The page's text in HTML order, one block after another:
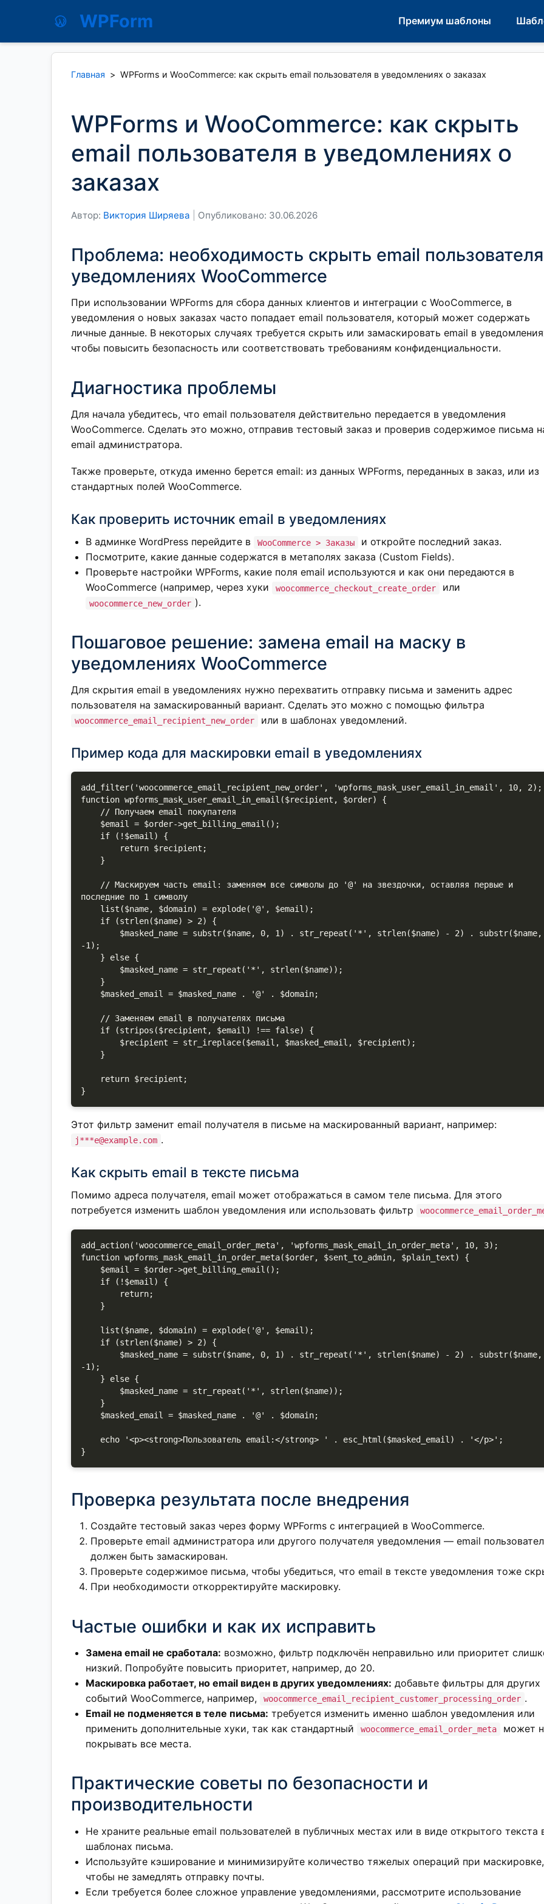
WPForm Премиум шаблоны
Главная > WPForms и WooCommerce: как скрыть email пользователя в уведомлениях о заказах
WPForms и WooCommerce: как скрыть
email пользователя в уведомлениях о
заказах
Автор: Виктория Ширяева Опубликовано: 30.06.2026
Проблема: необходимость скрыть email
уведомлениях WooCommerce
При использовании WPForms для сбора данных клиентов и интеграции с WooCommerce, в
уведомления о новых заказах часто попадает email пользователя, который может содержать
личные данные. В некоторых случаях требуется скрыть или замаскировать email в
чтобы повысить безопасность или соответствовать требованиям конфиденциальности.
Диагностика проблемы
Для начала убедитесь, что email пользователя действительно передается в уведомления
WooCommerce. Сделать это можно, отправив тестовый заказ и проверив содержимое письма
email администратора.
Также проверьте, откуда именно берется email: из данных WPForms, переданных в заказ, или из
стандартных полей WooCommerce.
Как проверить источник email в уведомлениях
В админке WordPress перейдите в WooCommerce > Заказы
и откройте последний заказ.
Посмотрите, какие данные содержатся в метаполях заказа (Custom Fields).
Проверьте настройки WPForms, какие поля email используются и как они передаются в
WooCommerce (например, через хуки
woocommerce_checkout_create_order или
woocommerce_new_order ).
Пошаговое решение: замена email на маску в
уведомлениях WooCommerce
Для скрытия email в уведомлениях нужно перехватить отправку письма и заменить адрес
пользователя на замаскированный вариант. Сделать это можно с помощью фильтра
woocommerce_email_recipient_new_order или в шаблонах уведомлений.
Пример кода для маскировки email в уведомлениях
add_filter('woocommerce_email_recipient_new_order', 'wpforms_mask_user_email_in_email', 10, 2);
function wpforms_mask_user_email_in_email($recipient, $order) {
последние по 1 символу
-1);
}
Этот фильтр заменит email получателя в письме на маскированный вариант, например:
j***e@example.com .
Как скрыть email в тексте письма
Помимо адреса получателя, email может отображаться в самом теле письма. Для этого
потребуется изменить шаблон уведомления или использовать фильтр
add_action('woocommerce_email_order_meta', 'wpforms_mask_email_in_order_meta', 10, 3);
function wpforms_mask_email_in_order_meta($order, $sent_to_admin, $plain_text) {
-1);
}
Проверка результата после внедрения
Создайте тестовый заказ через форму WPForms с интеграцией в WooCommerce.
Проверьте email администратора или другого получателя уведомления — email
должен быть замаскирован.
Проверьте содержимое письма, чтобы убедиться, что email в тексте уведомления тоже
При необходимости откорректируйте маскировку.
Частые ошибки и как их исправить
Замена email не сработала: возможно, фильтр подключён неправильно или приоритет
низкий. Попробуйте повысить приоритет, например, до 20.
Маскировка работает, но email виден в других уведомлениях: добавьте фильтры для других
событий WooCommerce, например,
woocommerce_email_recipient_customer_processing_order .
Email не подменяется в теле письма: требуется изменить именно шаблон уведомления или
применить дополнительные хуки, так как стандартный
woocommerce_email_order_meta
может
покрывать все места.
Практические советы по безопасности и
производительности
Не храните реальные email пользователей в публичных местах или в виде открытого текста
шаблонах письма.
Используйте кэширование и минимизируйте количество тяжелых операций при маскировке,
чтобы не замедлять отправку почты.
Если требуется более сложное управление уведомлениями, рассмотрите использование